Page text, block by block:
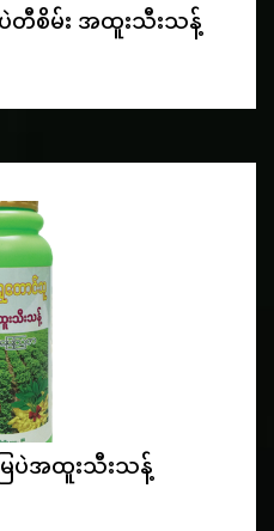
တီစိမ်း အထူးသီးသန့်
ပဲအထူးသီးသန့်